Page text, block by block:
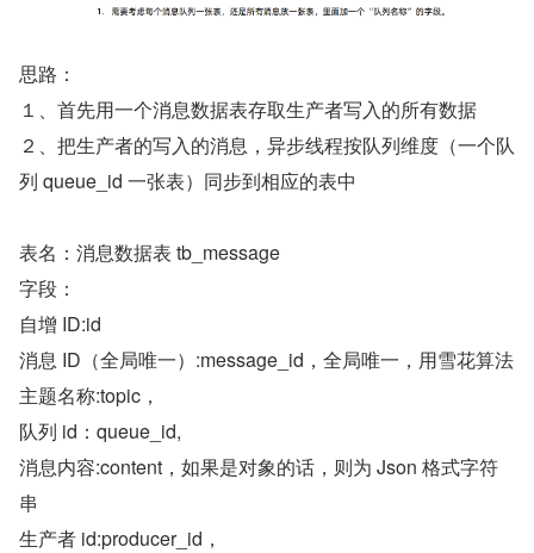
思路：
１、首先用一个消息数据表存取生产者写入的所有数据
２、把生产者的写入的消息，异步线程按队列维度（一个队
列 queue_id 一张表）同步到相应的表中
表名：消息数据表 tb_message
字段：
自增 ID:id
消息 ID（全局唯一）:message_id，全局唯一，用雪花算法
主题名称:topic，
队列 id：queue_id,
消息内容:content，如果是对象的话，则为 Json 格式字符
串
生产者 id:producer_id，